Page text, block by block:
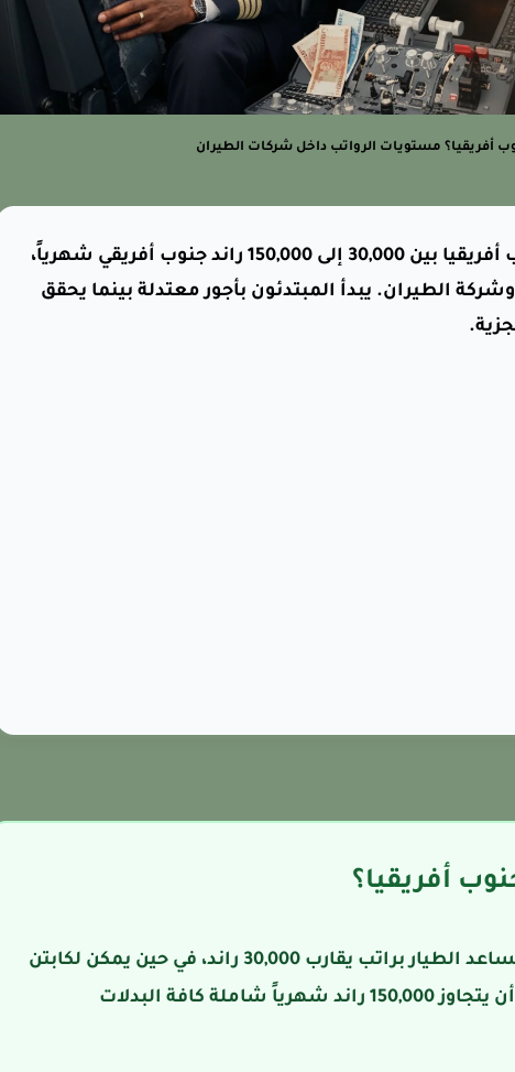
أفريقيا؟ مستويات الرواتب داخل شركات الطيران
يتراوح متوسط راتب الطيار في جنوب أفريقيا بين 30,000 إلى 150,000 راند جنوب أفريقي شهرياً،
الطيران. يبدأ المبتدئون بأجور معتدلة بينما يحقق
أفريقيا؟
تختلف الأجور بشكل كبير؛ حيث يبدأ مساعد الطيار براتب يقارب 30,000 راند، في حين يمكن لكابتن
طائرة في شركات مثل SAA أو Safair أن يتجاوز 150,000 راند شهرياً شاملة كافة البدلات